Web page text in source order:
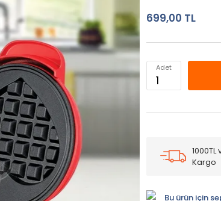
699,00 TL
Adet
Kargo
Bu ürün için